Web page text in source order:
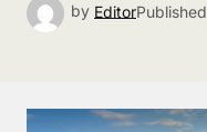
by EditorPublished